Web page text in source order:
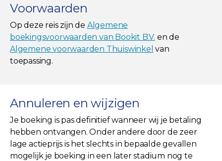
Voorwaarden
Op deze reis zijn de Algemene
boekingsvoorwaarden van Bookit B.V. en de
Algemene voorwaarden Thuiswinkel van
toepassing.
Annuleren en wijzigen
Je boeking is pas definitief wanneer wij je betaling
hebben ontvangen. Onder andere door de zeer
lage actieprijs is het slechts in bepaalde gevallen
mogelijk je boeking in een later stadium nog te